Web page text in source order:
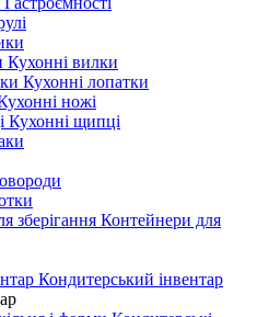
Кухонні вилки
Кухонні лопатки
ножі
Кухонні щипці
Контейнери для
Кондитерський інвентар